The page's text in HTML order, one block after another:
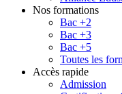
Nos formations
Bac +2
Bac +3
Bac +5
Toutes les
Accès rapide
Admission